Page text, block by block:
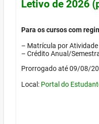
Letivo de 2026
Para os cursos com
– Matrícula por
– Crédito Anual/
Prorrogado até 09/08/
Local: Portal do